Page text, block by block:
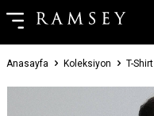
Anasayfa Koleksiyon T-Shirt